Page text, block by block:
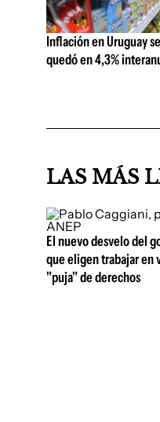
Inflación en Uruguay
quedó en 4,3%
LAS MÁS
El nuevo desvelo del
que eligen trabajar en
"puja" de derechos